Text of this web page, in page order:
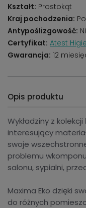
Kształt: Prostokąt
Kraj pochodzenia:
Antypoślizgowość:
Certyfikat: Atest
Gwarancja: 12
Opis produktu
Wykładziny z kolekcji
interesujący
swoje
problemu
salonu, sypialni,
Maxima Eko dzięki
do różnych